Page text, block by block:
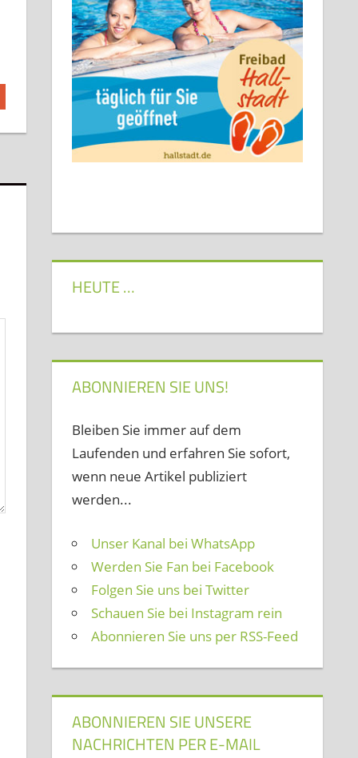
HEUTE …
ABONNIEREN SIE UNS!
Bleiben Sie immer auf dem
Laufenden und erfahren Sie sofort,
wenn neue Artikel publiziert
werden...
Unser Kanal bei WhatsApp
Werden Sie Fan bei Facebook
Folgen Sie uns bei Twitter
Schauen Sie bei Instagram rein
Abonnieren Sie uns per RSS-Feed
ABONNIEREN SIE UNSERE
NACHRICHTEN PER E-MAIL